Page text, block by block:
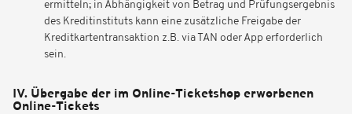
ermitteln; in Abhängigkeit von Betrag und Prüfungsergebnis
des Kreditinstituts kann eine zusätzliche Freigabe der
Kreditkartentransaktion z.B. via TAN oder App erforderlich
sein.
IV. Übergabe der im Online-Ticketshop erworbenen
Online-Tickets